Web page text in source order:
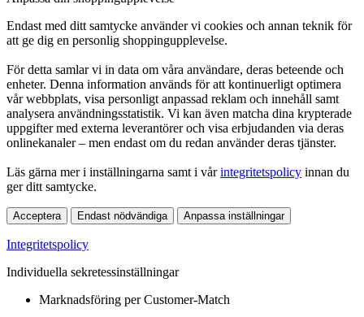
Endast med ditt samtycke använder vi cookies och annan teknik för
att ge dig en personlig shoppingupplevelse.
För detta samlar vi in data om våra användare, deras beteende och
enheter. Denna information används för att kontinuerligt optimera
vår webbplats, visa personligt anpassad reklam och innehåll samt
analysera användningsstatistik. Vi kan även matcha dina krypterade
uppgifter med externa leverantörer och visa erbjudanden via deras
onlinekanaler – men endast om du redan använder deras tjänster.
Läs gärna mer i inställningarna samt i vårintegritetspolicy innan du
ger ditt samtycke.
Acceptera Endast nödvändiga Anpassa inställningar
Integritetspolicy
Individuella sekretessinställningar
Marknadsföring per Customer-Match